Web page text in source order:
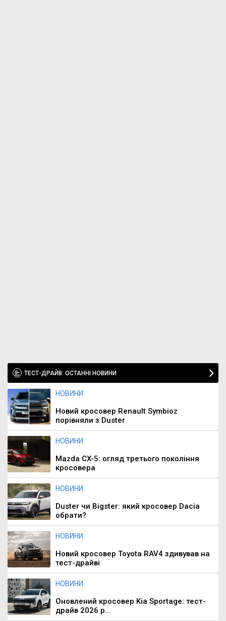
ТЕСТ-ДРАЙВ: ОСТАННІ НОВИНИ
НОВИНИ
Новий кросовер Renault Symbioz
порівняли з Duster
НОВИНИ
Mazda CX-5: огляд третього покоління
кросовера
НОВИНИ
Duster чи Bigster: який кросовер Dacia
обрати?
НОВИНИ
Новий кросовер Toyota RAV4 здивував на
тест-драйві
НОВИНИ
Оновлений кросовер Kia Sportage: тест-
драйв 2026 р...